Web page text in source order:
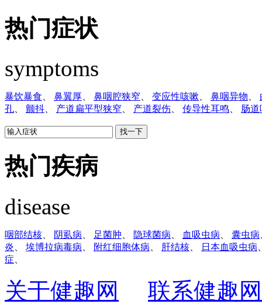
热门症状
symptoms
暴饮暴食、 鼻翼厚、 鼻咽腔狭窄、 变应性咳嗽、 鼻咽异物、
孔、 颤抖、 产道扁平型狭窄、 产道裂伤、 传导性耳鸣、 肠道
热门疾病
disease
咽部结核 阴虱病 足菌肿 隐球菌病 血吸虫病 囊虫病
炎
埃博拉病毒病 附红细胞体病 肝结核 日本血吸虫病
症
关于健趣网
联系健趣网